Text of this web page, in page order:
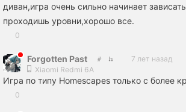
диван,игра очень сильно начинает
проходишь уровни,хорошо все.
0
Forgotten Past
7 лет назад
Xiaomi Redmi 6A
Игра по типу Homescapes только с более
0